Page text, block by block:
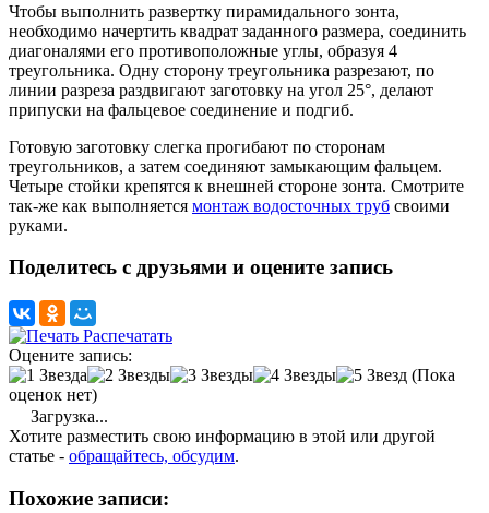
Чтобы выполнить развертку пирамидального зонта,
необходимо начертить квадрат заданного размера, соединить
диагоналями его противоположные углы, образуя 4
треугольника. Одну сторону треугольника разрезают, по
линии разреза раздвигают заготовку на угол 25°, делают
припуски на фальцевое соединение и подгиб.
Готовую заготовку слегка прогибают по сторонам
треугольников, а затем соединяют замыкающим фальцем.
Четыре стойки крепятся к внешней стороне зонта. Смотрите
так-же как выполняется монтаж водосточных труб своими
руками.
Поделитесь с друзьями и оцените запись
Распечатать
Оцените запись:
(Пока
оценок нет)
Загрузка...
Хотите разместить свою информацию в этой или другой
статье - обращайтесь, обсудим.
Похожие записи: